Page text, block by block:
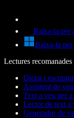
Baixa-la per
Baixa-la
Lectures recomanades
Dictat i
Assistent de
Text a veu per
Lector de text a
Generador de